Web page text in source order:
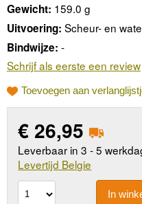
Gewicht: 159.0 g
Uitvoering: Scheur- en
Bindwijze: -
Schrijf als eerste een review
Toevoegen aan
€ 26,95
Leverbaar in 3 - 5
Levertijd Belgie
In